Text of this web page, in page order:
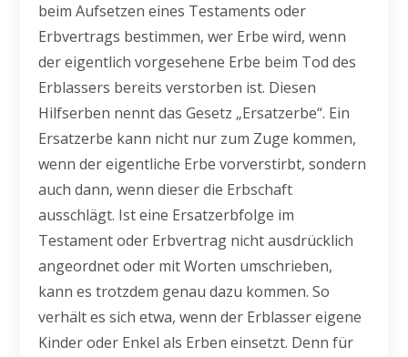
beim Aufsetzen eines Testaments oder
Erbvertrags bestimmen, wer Erbe wird, wenn
der eigentlich vorgesehene Erbe beim Tod des
Erblassers bereits verstorben ist. Diesen
Hilfserben nennt das Gesetz „Ersatzerbe“. Ein
Ersatzerbe kann nicht nur zum Zuge kommen,
wenn der eigentliche Erbe vorverstirbt, sondern
auch dann, wenn dieser die Erbschaft
ausschlägt. Ist eine Ersatzerbfolge im
Testament oder Erbvertrag nicht ausdrücklich
angeordnet oder mit Worten umschrieben,
kann es trotzdem genau dazu kommen. So
verhält es sich etwa, wenn der Erblasser eigene
Kinder oder Enkel als Erben einsetzt. Denn für